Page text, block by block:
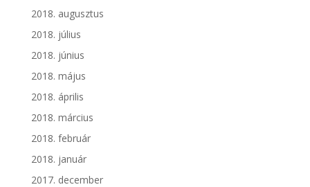
2018. augusztus
2018. július
2018. június
2018. május
2018. április
2018. március
2018. február
2018. január
2017. december